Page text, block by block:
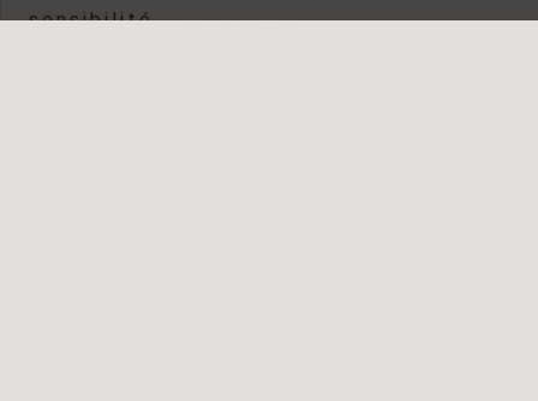
sensibilité.